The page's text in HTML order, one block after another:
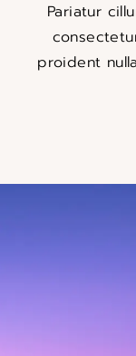
Pariatur
proident